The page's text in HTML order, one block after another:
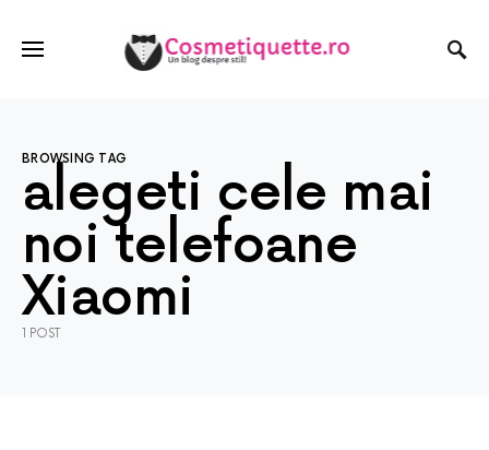
BROWSING TAG
alegeti cele mai
noi telefoane
Xiaomi
1 POST